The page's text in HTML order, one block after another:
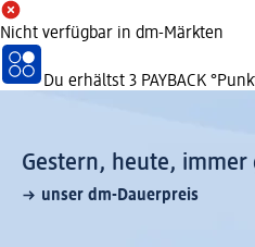
Nicht verfügbar in dm-Märkten
Du erhältst 3 PAYBACK
Gestern, heute, immer
unser dm-Dauerpreis